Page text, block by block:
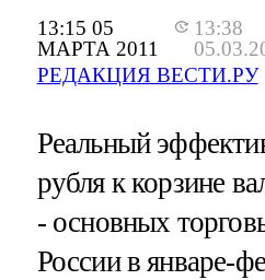
13:15 05
МАРТА 2011
13:38
РЕДАКЦИЯ ВЕСТИ.РУ
Реальный
рубля к корзине
- основных
России в январе-